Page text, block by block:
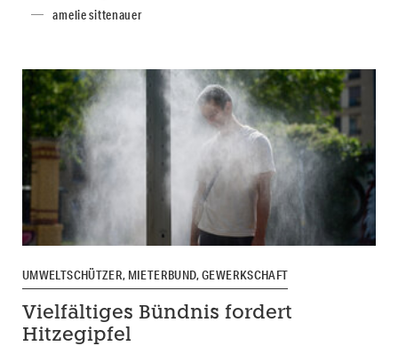
amelie sittenauer
UMWELTSCHÜTZER, MIETERBUND, GEWERKSCHAFT
Vielfältiges Bündnis fordert
Hitzegipfel